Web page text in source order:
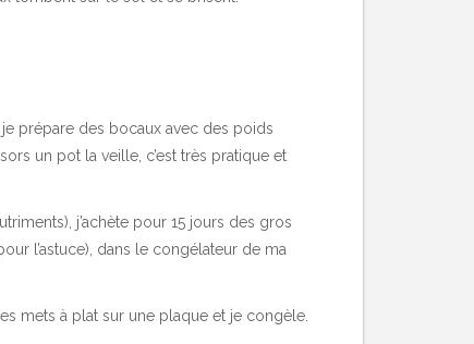
prépare des bocaux avec des poids
un pot la veille, c’est très pratique et
j’achète pour 15 jours des gros
l’astuce), dans le congélateur de ma
mets à plat sur une plaque et je congèle.